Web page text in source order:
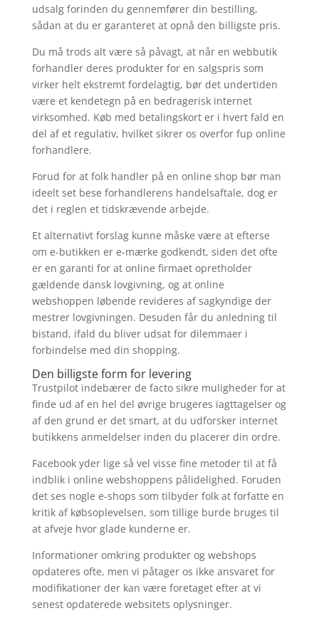
udsalg forinden du gennemfører din bestilling,
sådan at du er garanteret at opnå den billigste pris.
Du må trods alt være så påvagt, at når en webbutik
forhandler deres produkter for en salgspris som
virker helt ekstremt fordelagtig, bør det undertiden
være et kendetegn på en bedragerisk internet
virksomhed. Køb med betalingskort er i hvert fald en
del af et regulativ, hvilket sikrer os overfor fup online
forhandlere.
Forud for at folk handler på en online shop bør man
ideelt set bese forhandlerens handelsaftale, dog er
det i reglen et tidskrævende arbejde.
Et alternativt forslag kunne måske være at efterse
om e-butikken er e-mærke godkendt, siden det ofte
er en garanti for at online firmaet opretholder
gældende dansk lovgivning, og at online
webshoppen løbende revideres af sagkyndige der
mestrer lovgivningen. Desuden får du anledning til
bistand, ifald du bliver udsat for dilemmaer i
forbindelse med din shopping.
Den billigste form for levering
Trustpilot indebærer de facto sikre muligheder for at
finde ud af en hel del øvrige brugeres iagttagelser og
af den grund er det smart, at du udforsker internet
butikkens anmeldelser inden du placerer din ordre.
Facebook yder lige så vel visse fine metoder til at få
indblik i online webshoppens pålidelighed. Foruden
det ses nogle e-shops som tilbyder folk at forfatte en
kritik af købsoplevelsen, som tillige burde bruges til
at afveje hvor glade kunderne er.
Informationer omkring produkter og webshops
opdateres ofte, men vi påtager os ikke ansvaret for
modifikationer der kan være foretaget efter at vi
senest opdaterede websitets oplysninger.